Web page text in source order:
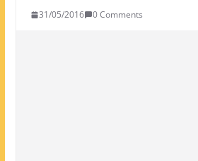
31/05/2016 0 Comments